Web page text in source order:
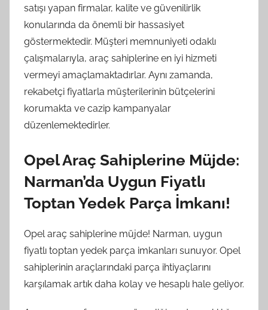
satışı yapan firmalar, kalite ve güvenilirlik
konularında da önemli bir hassasiyet
göstermektedir. Müşteri memnuniyeti odaklı
çalışmalarıyla, araç sahiplerine en iyi hizmeti
vermeyi amaçlamaktadırlar. Aynı zamanda,
rekabetçi fiyatlarla müşterilerinin bütçelerini
korumakta ve cazip kampanyalar
düzenlemektedirler.
Opel Araç Sahiplerine Müjde:
Narman’da Uygun Fiyatlı
Toptan Yedek Parça İmkanı!
Opel araç sahiplerine müjde! Narman, uygun
fiyatlı toptan yedek parça imkanları sunuyor. Opel
sahiplerinin araçlarındaki parça ihtiyaçlarını
karşılamak artık daha kolay ve hesaplı hale geliyor.